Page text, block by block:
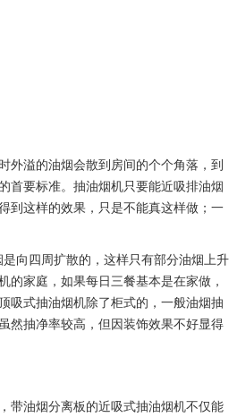
外溢的油烟会散到房间的个个角落，到
首要标准。抽油烟机只要能近吸排油烟
到这样的效果，只是不能真这样做；一
向四周扩散的，这样只有部分油烟上升
家庭，如果每日三餐基本是在家做，
吸式抽油烟机除了柜式的，一般油烟抽
然抽净率较高，但因装饰效果不好显得
带油烟分离板的近吸式抽油烟机不仅能